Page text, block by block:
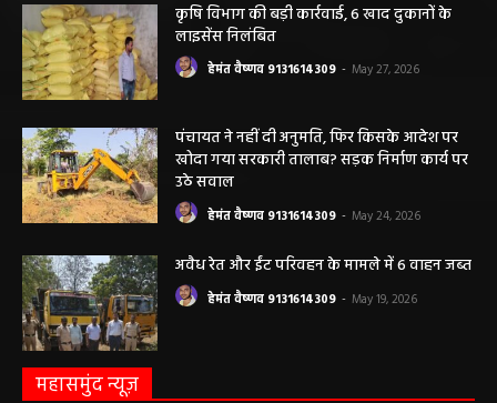
कृषि विभाग की बड़ी कार्रवाई, 6 खाद दुकानों के
लाइसेंस निलंबित
हेमंत वैष्णव 9131614309 - May 27, 2026
पंचायत ने नहीं दी अनुमति, फिर किसके आदेश पर
खोदा गया सरकारी तालाब? सड़क निर्माण कार्य पर
उठे सवाल
हेमंत वैष्णव 9131614309 - May 24, 2026
अवैध रेत और ईंट परिवहन के मामले में 6 वाहन जब्त
हेमंत वैष्णव 9131614309 - May 19, 2026
महासमुंद न्यूज़